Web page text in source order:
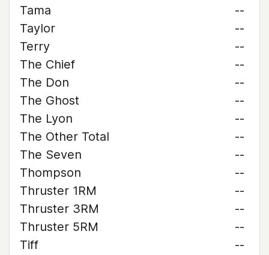
Tama
--
Taylor
--
Terry
--
The Chief
--
The Don
--
The Ghost
--
The Lyon
--
The Other Total
--
The Seven
--
Thompson
--
Thruster 1RM
--
Thruster 3RM
--
Thruster 5RM
--
Tiff
--